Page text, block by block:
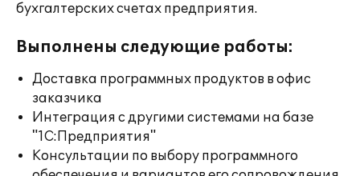
бухгалтерских счетах предприятия.
Выполнены следующие работы:
Доставка программных продуктов в офис
заказчика
Интеграция с другими системами на базе
"1С:Предприятия"
Консультации по выбору программного